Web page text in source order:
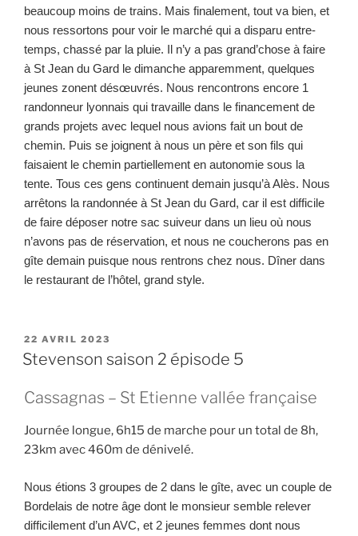
beaucoup moins de trains. Mais finalement, tout va bien, et
nous ressortons pour voir le marché qui a disparu entre-
temps, chassé par la pluie. Il n’y a pas grand’chose à faire
à St Jean du Gard le dimanche apparemment, quelques
jeunes zonent désœuvrés. Nous rencontrons encore 1
randonneur lyonnais qui travaille dans le financement de
grands projets avec lequel nous avions fait un bout de
chemin. Puis se joignent à nous un père et son fils qui
faisaient le chemin partiellement en autonomie sous la
tente. Tous ces gens continuent demain jusqu’à Alès. Nous
arrêtons la randonnée à St Jean du Gard, car il est difficile
de faire déposer notre sac suiveur dans un lieu où nous
n’avons pas de réservation, et nous ne coucherons pas en
gîte demain puisque nous rentrons chez nous. Dîner dans
le restaurant de l’hôtel, grand style.
PUBLIÉ
LE
22 AVRIL 2023
Stevenson saison 2 épisode 5
Cassagnas – St Etienne vallée française
Journée longue, 6h15 de marche pour un total de 8h,
23km avec 460m de dénivelé.
Nous étions 3 groupes de 2 dans le gîte, avec un couple de
Bordelais de notre âge dont le monsieur semble relever
difficilement d’un AVC, et 2 jeunes femmes dont nous